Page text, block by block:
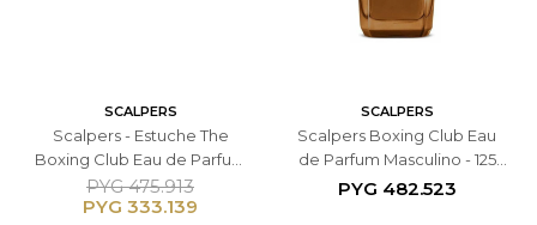
SCALPERS
Scalpers - Estuche The
Boxing Club Eau de Parfum
125ml + Neceser - Masculino
PYG 333.139
PYG 475.913
SCALPERS
Scalpers Boxing Club Eau
de Parfum Masculino - 125
ML
PYG 482.523